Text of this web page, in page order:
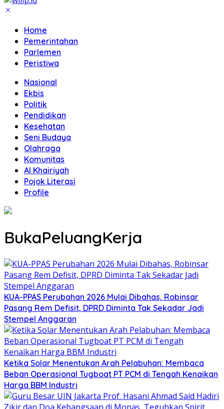
Home
Pemerintahan
Parlemen
Peristiwa
Nasional
Ekbis
Politik
Pendidikan
Kesehatan
Seni Budaya
Olahraga
Komunitas
Al Khairiyah
Pojok Literasi
Profile
BukaPeluangKerja
KUA-PPAS Perubahan 2026 Mulai Dibahas, Robinsar
Pasang Rem Defisit, DPRD Diminta Tak Sekadar Jadi
Stempel Anggaran
Ketika Solar Menentukan Arah Pelabuhan: Membaca
Beban Operasional Tugboat PT PCM di Tengah Kenaikan
Harga BBM Industri